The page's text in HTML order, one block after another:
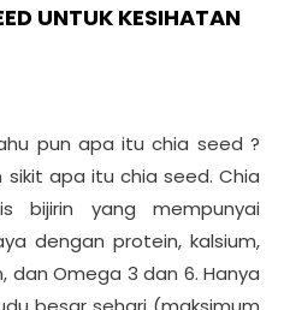
UNTUK KESIHATAN
pun apa itu chia seed ?
sikit apa itu chia seed. Chia
bijirin yang mempunyai
dengan protein, kalsium,
Omega 3 dan 6. Hanya